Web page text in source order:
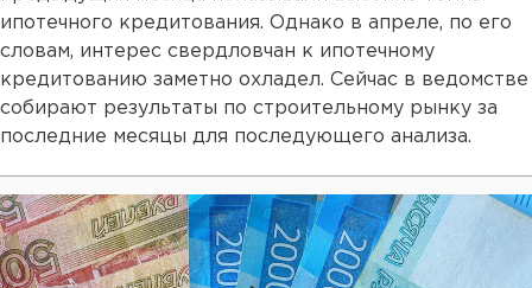
ипотечного кредитования. Однако в апреле, по его
словам, интерес свердловчан к ипотечному
кредитованию заметно охладел. Сейчас в ведомстве
собирают результаты по строительному рынку за
последние месяцы для последующего анализа.